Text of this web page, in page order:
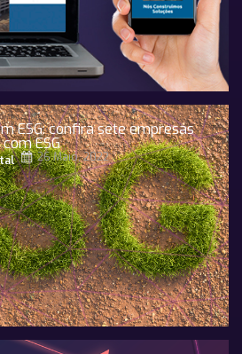
ESG: confira sete empresas
ESG
26 Maio, 2022